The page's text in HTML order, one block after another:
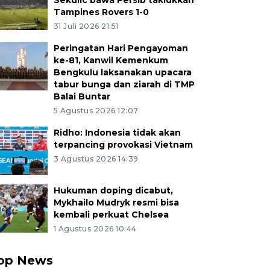
Tampines Rovers 1-0
31 Juli 2026 21:51
Peringatan Hari Pengayoman
ke-81, Kanwil Kemenkum
Bengkulu laksanakan upacara
tabur bunga dan ziarah di TMP
Balai Buntar
5 Agustus 2026 12:07
Ridho: Indonesia tidak akan
terpancing provokasi Vietnam
3 Agustus 2026 14:39
Hukuman doping dicabut,
Mykhailo Mudryk resmi bisa
kembali perkuat Chelsea
1 Agustus 2026 10:44
News